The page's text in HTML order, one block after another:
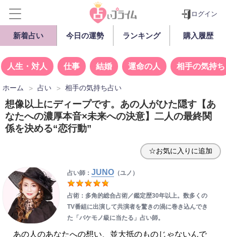
ログイン
新着占い 今日の運勢 ランキング 購入履歴
人生・対人 仕事 結婚 運命の人 相手の気持ち
ホーム 占い 相手の気持ち占い
想像以上にディープです。あの人がひた隠す【あ
なたへの濃厚本音×未来への決意】二人の最終関
係を決める“恋行動”
☆お気に入りに追加
占い師： JUNO（ユノ）
占術：多角的総合占術／鑑定歴30年以上。数多くの
TV番組に出演して共演者を驚きの渦に巻き込んでき
た「バケモノ級に当たる」占い師。
あの人のあなたへの想い、並大抵のものじゃないんで